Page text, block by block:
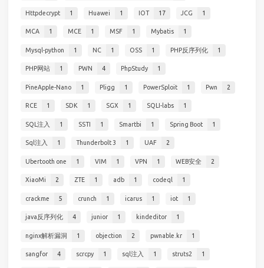
Httpdecrypt 1 Huawei 1 IOT 17 JCG 1
MCA 1 MCE 1 MSF 1 Mybatis 1
Mysql-python 1 NC 1 OSS 1 PHP反序列化 1
PHP网站 1 PWN 4 PhpStudy 1
PineApple-Nano 1 Pligg 1 PowerSploit 1 Pwn 2
RCE 1 SDK 1 SGX 1 SQLI-labs 1
SQL注入 1 SSTI 1 Smartbi 1 Spring Boot 1
Sql注入 1 Thunderbolt 3 1 UAF 2
Ubertooth one 1 VIM 1 VPN 1 WEB安全 2
XiaoMi 2 ZTE 1 adb 1 codeql 1
crackme 5 crunch 1 icarus 1 iot 1
java反序列化 4 junior 1 kindeditor 1
nginx解析漏洞 1 objection 2 pwnable.kr 1
sangfor 4 scrcpy 1 sql注入 1 struts2 1